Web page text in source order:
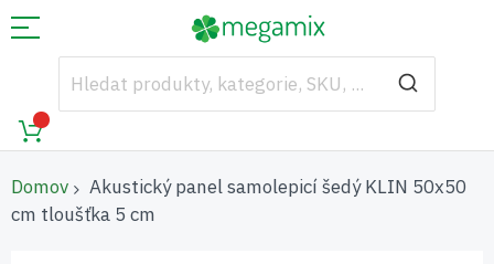
Domov
Akustický panel samolepicí šedý KLIN 50x50
cm tloušťka 5 cm